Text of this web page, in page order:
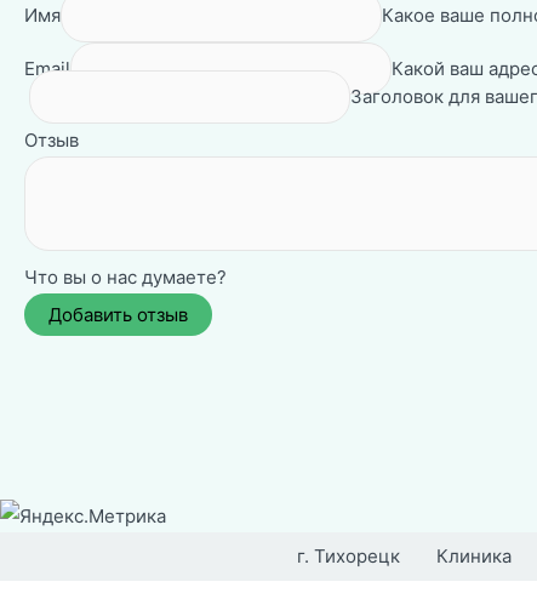
Имя Какое ваше
Email
Какой ваш
Заголовок для
Отзыв
Что вы о нас думаете?
Перейти
г. Тихорецк Клиника